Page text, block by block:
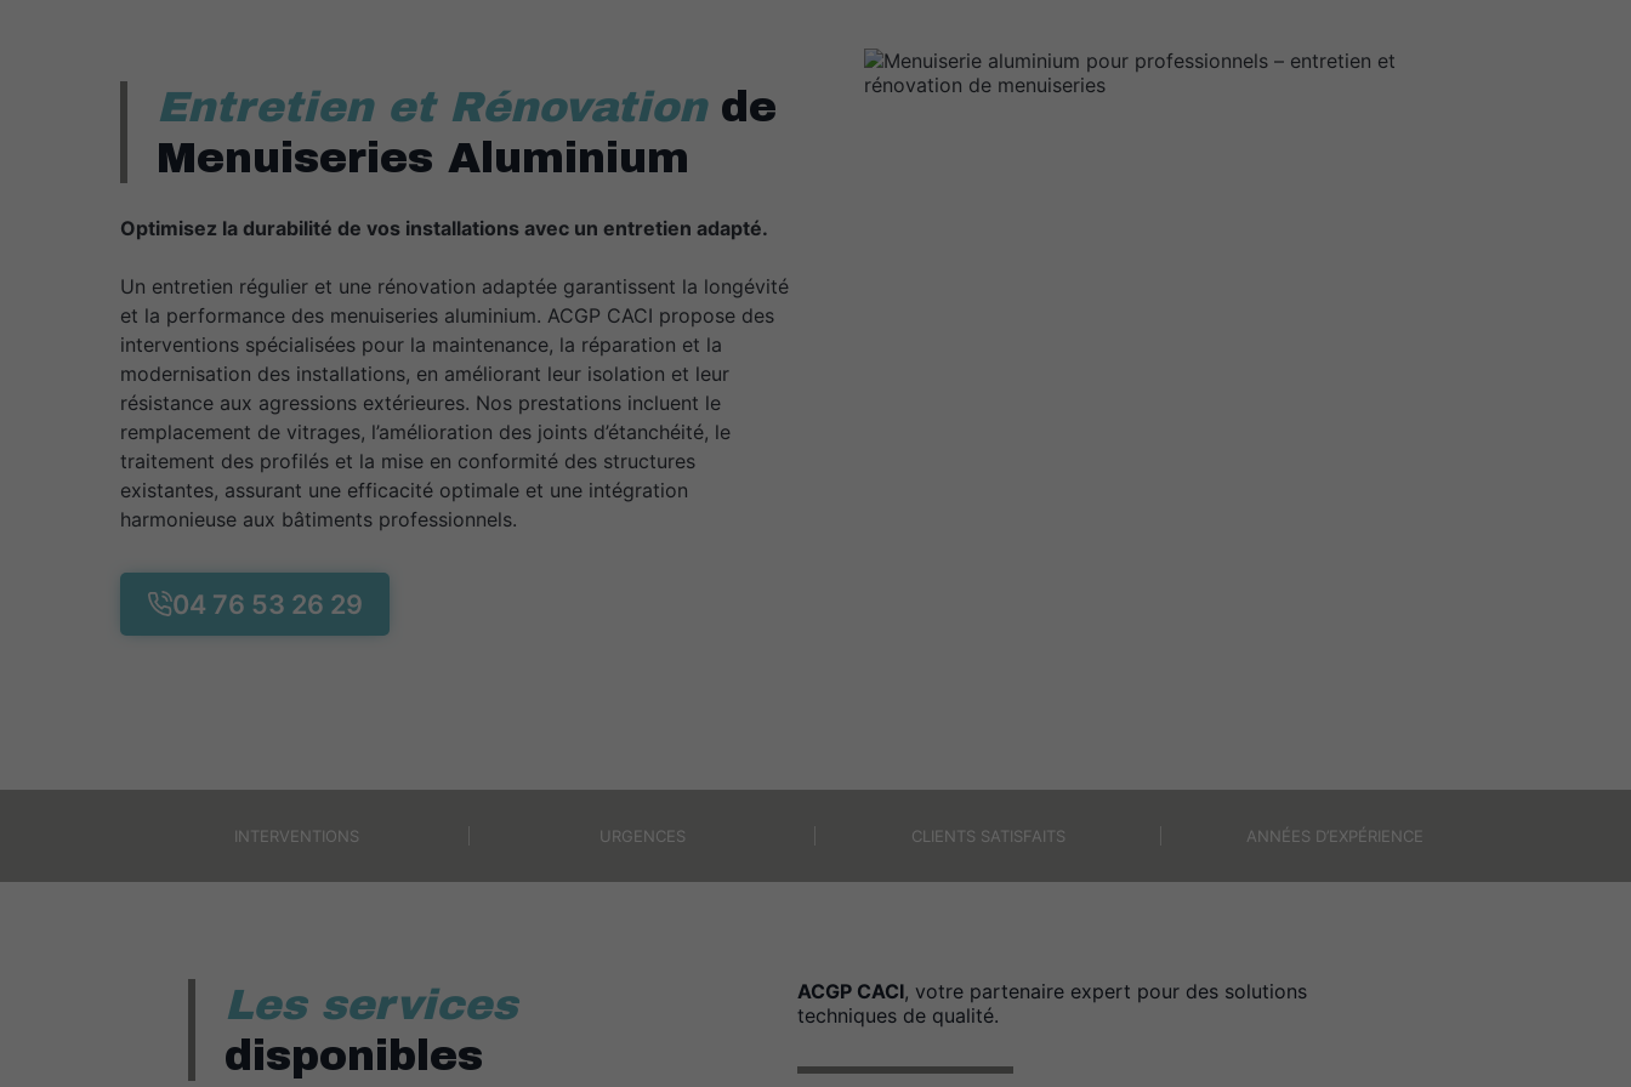
Entretien et Rénovationde
Menuiseries Aluminium
Optimisez la durabilité de vos installations avec un entretien adapté.
Un entretien régulier et une rénovation adaptée garantissent la longévité
et la performance des menuiseries aluminium. ACGP CACI propose des
interventions spécialisées pour la maintenance, la réparation et la
modernisation des installations, en améliorant leur isolation et leur
résistance aux agressions extérieures. Nos prestations incluent le
remplacement de vitrages, l’amélioration des joints d’étanchéité, le
traitement des profilés et la mise en conformité des structures
existantes, assurant une efficacité optimale et une intégration
harmonieuse aux bâtiments professionnels.
04 76 53 26 29
INTERVENTIONS URGENCES CLIENTS SATISFAITS ANNÉES D’EXPÉRIENCE
Les services
disponibles
ACGP CACI, votre partenaire expert pour des solutions
techniques de qualité.